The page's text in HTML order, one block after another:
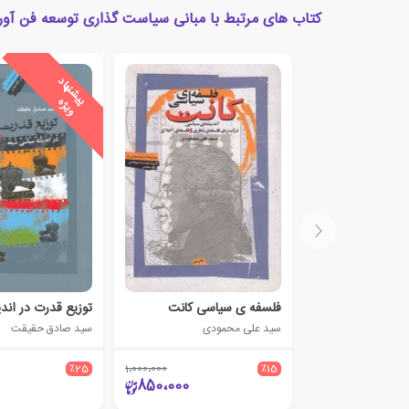
کتاب های مرتبط با مبانی سیاست گذاری توسعه فن
فلسفه ی سیاسی کانت
سید علی محمودی
٪15 1،000،000
850،000
پ
ی
ش
ن
ه
ا
د
و
ی
ژ
ه
سید صادق حقیقت
٪25